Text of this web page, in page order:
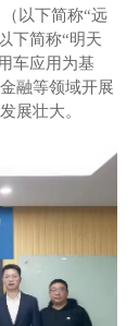
以下简称“远
下简称“明天
车应用为基
融等领域开展
发展壮大。